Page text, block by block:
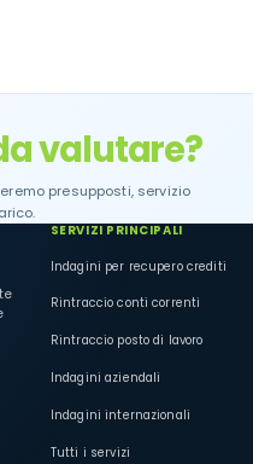
valutare?
presupposti, servizio
SERVIZI PRINCIPALI
Indagini per recupero crediti
Rintraccio conti correnti
Rintraccio posto di lavoro
Indagini aziendali
Indagini internazionali
Tutti i servizi